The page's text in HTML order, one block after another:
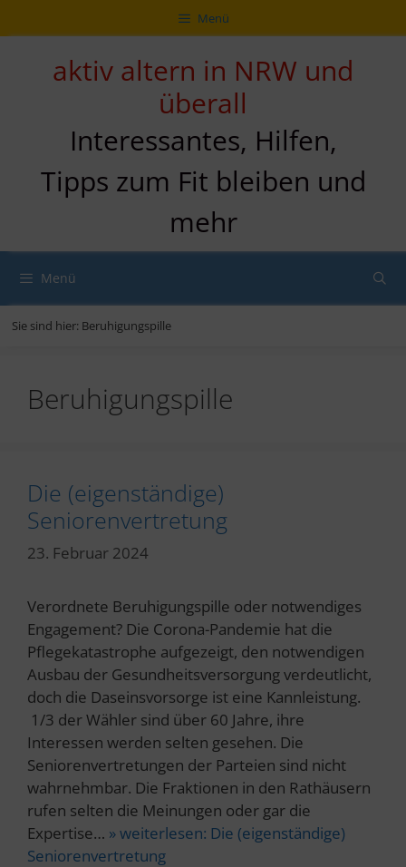
Inhalt
zur
Navigation
Inhalt
Menü
aktiv altern in NRW und
überall
Interessantes, Hilfen,
Tipps zum Fit bleiben und
mehr
Menü
Sie sind hier: Beruhigungspille
Beruhigungspille
Die (eigenständige)
Seniorenvertretung
23. Februar 2024
Verordnete Beruhigungspille oder notwendiges
Engagement? Die Corona-Pandemie hat die
Pflegekatastrophe aufgezeigt, den notwendigen
Ausbau der Gesundheitsversorgung verdeutlicht,
doch die Daseinsvorsorge ist eine Kannleistung.
1/3 der Wähler sind über 60 Jahre, ihre
Interessen werden selten gesehen. Die
Seniorenvertretungen der Parteien sind nicht
wahrnehmbar. Die Fraktionen in den Rathäusern
rufen selten die Meinungen oder gar die
Expertise… » weiterlesen: Die (eigenständige)
Seniorenvertretung